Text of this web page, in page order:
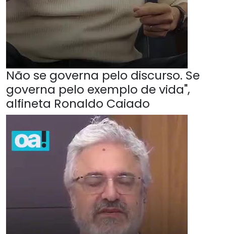
Não se governa pelo discurso. Se
governa pelo exemplo de vida",
alfineta Ronaldo Caiado